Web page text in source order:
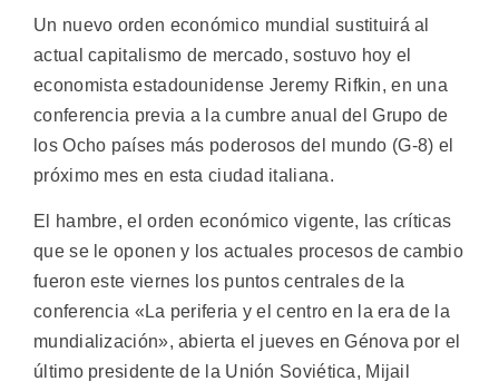
Un nuevo orden económico mundial sustituirá al
actual capitalismo de mercado, sostuvo hoy el
economista estadounidense Jeremy Rifkin, en una
conferencia previa a la cumbre anual del Grupo de
los Ocho países más poderosos del mundo (G-8) el
próximo mes en esta ciudad italiana.
El hambre, el orden económico vigente, las críticas
que se le oponen y los actuales procesos de cambio
fueron este viernes los puntos centrales de la
conferencia «La periferia y el centro en la era de la
mundialización», abierta el jueves en Génova por el
último presidente de la Unión Soviética, Mijail